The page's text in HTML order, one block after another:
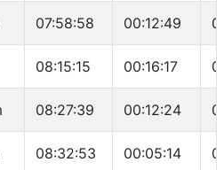
07:58:58 00:12:49
08:15:15 00:16:17
08:27:39 00:12:24
08:32:53 00:05:14